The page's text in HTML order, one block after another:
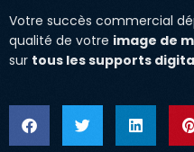
Votre succès commercial
qualité de votre image de
sur tous les supports